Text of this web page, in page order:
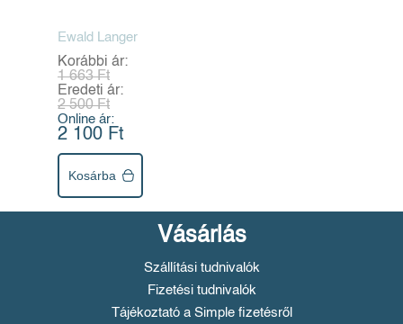
Ewald Langer
Korábbi ár:
1 663 Ft
Eredeti ár:
2 500 Ft
Online ár:
2 100 Ft
Kosárba
Vásárlás
Szállítási tudnivalók
Fizetési tudnivalók
Tájékoztató a Simple fizetésről